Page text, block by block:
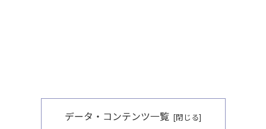
データ・コンテンツ一覧